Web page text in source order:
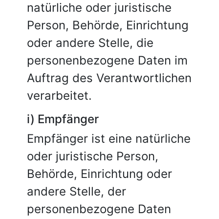
natürliche oder juristische
Person, Behörde, Einrichtung
oder andere Stelle, die
personenbezogene Daten im
Auftrag des Verantwortlichen
verarbeitet.
i) Empfänger
Empfänger ist eine natürliche
oder juristische Person,
Behörde, Einrichtung oder
andere Stelle, der
personenbezogene Daten